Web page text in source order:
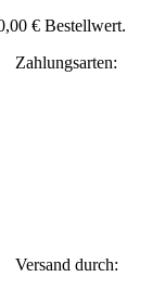
€ Bestellwert.
Zahlungsarten:
Versand durch: